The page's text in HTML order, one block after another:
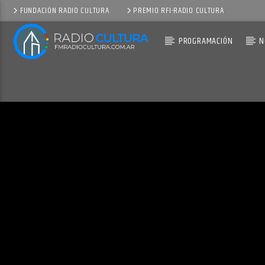
FUNDACIÓN RADIO CULTURA PREMIO RFI-RADIO CULTURA
PROGRAMACIÓN